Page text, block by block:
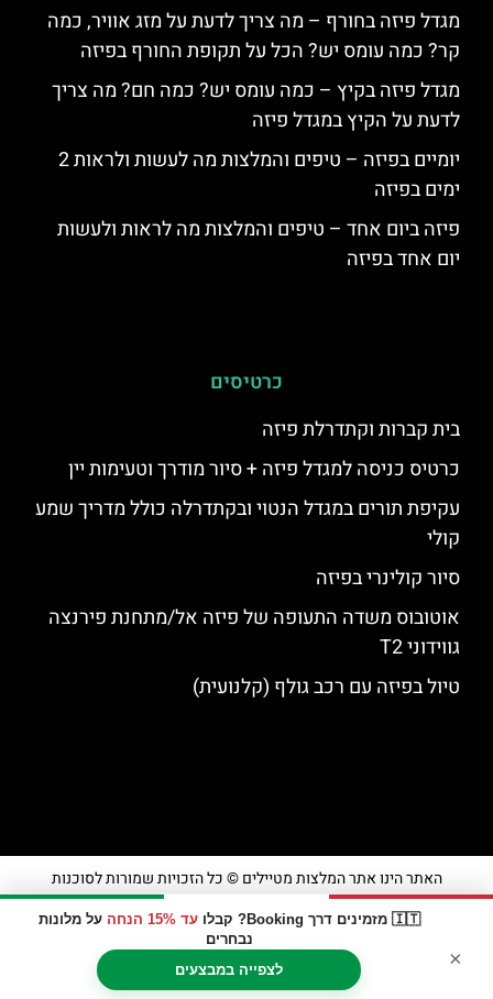
🇮🇹 מזמינים דרך Booking? קבלו עד 15% הנחה
על מלונות
נבחרים
לצפייה במבצעים
×
מגדל פיזה בחורף – מה צריך לדעת על מזג אוויר, כמה
קר? כמה עומס יש? הכל על תקופת החורף בפיזה
מגדל פיזה בקיץ – כמה עומס יש? כמה חם? מה צריך
לדעת על הקיץ במגדל פיזה
יומיים בפיזה – טיפים והמלצות מה לעשות ולראות 2
ימים בפיזה
פיזה ביום אחד – טיפים והמלצות מה לראות ולעשות
יום אחד בפיזה
כרטיסים
בית קברות וקתדרלת פיזה
כרטיס כניסה למגדל פיזה + סיור מודרך וטעימות יין
עקיפת תורים במגדל הנטוי ובקתדרלה כולל מדריך שמע
קולי
סיור קולינרי בפיזה
אוטובוס משדה התעופה של פיזה אל/מתחנת פירנצה
גווידוני T2
טיול בפיזה עם רכב גולף (קלנועית)
האתר הינו אתר המלצות מטיילים © כל הזכויות שמורות לסוכנות
מדיניות פרטיות